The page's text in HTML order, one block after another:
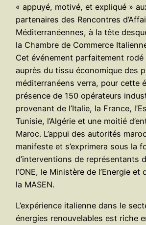
« appuyé, motivé, et expliqué »
partenaires des Rencontres
Méditerranéennes, à la tête
la Chambre de Commerce
Cet événement parfaitement
auprès du tissu économique des
méditerranéens verra, pour cette
présence de 150 opérateurs
provenant de l’Italie, la France,
Tunisie, l’Algérie et une moitié
Maroc. L’appui des autorités
manifeste et s’exprimera sous la
d’interventions de représentants
l’ONE, le Ministère de l’Energie
la MASEN.
L’expérience italienne dans le
énergies renouvelables est riche